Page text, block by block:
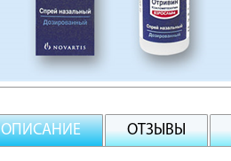
ОПИСАНИЕ ОТЗЫВЫ